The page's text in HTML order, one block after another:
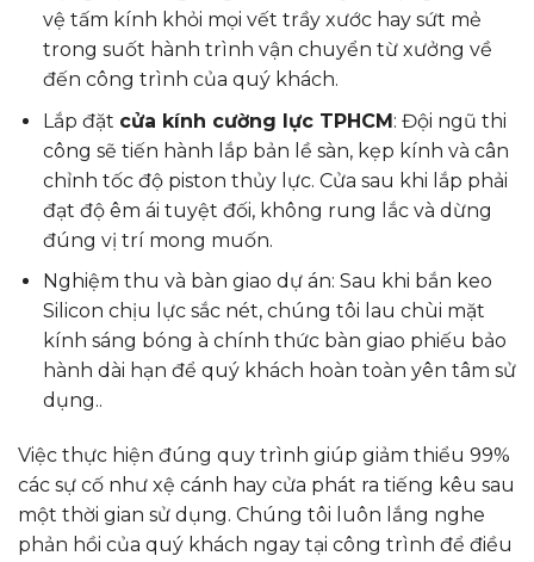
vệ tấm kính khỏi mọi vết trầy xước hay sứt mẻ
trong suốt hành trình vận chuyển từ xưởng về
đến công trình của quý khách.
Lắp đặt cửa kính cường lực TPHCM: Đội ngũ thi
công sẽ tiến hành lắp bản lề sàn, kẹp kính và cân
chỉnh tốc độ piston thủy lực. Cửa sau khi lắp phải
đạt độ êm ái tuyệt đối, không rung lắc và dừng
đúng vị trí mong muốn.
Nghiệm thu và bàn giao dự án: Sau khi bắn keo
Silicon chịu lực sắc nét, chúng tôi lau chùi mặt
kính sáng bóng à chính thức bàn giao phiếu bảo
hành dài hạn để quý khách hoàn toàn yên tâm sử
dụng..
Việc thực hiện đúng quy trình giúp giảm thiểu 99%
các sự cố như xệ cánh hay cửa phát ra tiếng kêu sau
một thời gian sử dụng. Chúng tôi luôn lắng nghe
phản hồi của quý khách ngay tại công trình để điều